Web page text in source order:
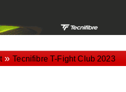
»Tecnifibre T-Fight Club 2023